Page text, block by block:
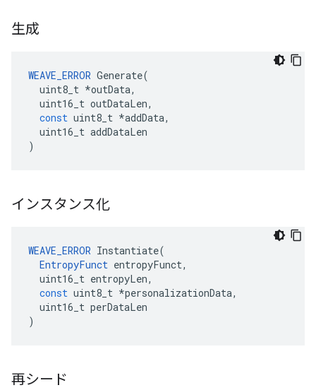
生成
WEAVE_ERROR Generate(
uint8_t *outData,
uint16_t outDataLen,
const uint8_t *addData,
uint16_t addDataLen
)
インスタンス化
WEAVE_ERROR Instantiate(
EntropyFunct entropyFunct,
uint16_t entropyLen,
const uint8_t *personalizationData,
uint16_t perDataLen
)
再シード